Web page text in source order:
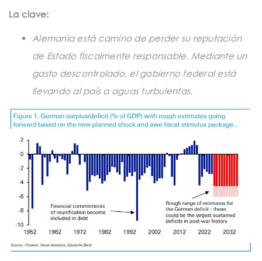
n
La clave:
Alemania está camino de perder su reputación
de Estado fiscalmente responsable. Mediante un
gasto descontrolado, el gobierno federal está
llevando al país a aguas turbulentas.